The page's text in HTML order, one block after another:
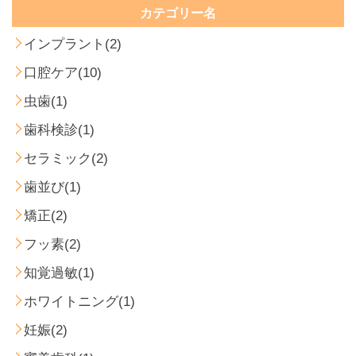
カテゴリー名
インプラント(2)
口腔ケア(10)
虫歯(1)
歯科検診(1)
セラミック(2)
歯並び(1)
矯正(2)
フッ素(2)
知覚過敏(1)
ホワイトニング(1)
妊娠(2)